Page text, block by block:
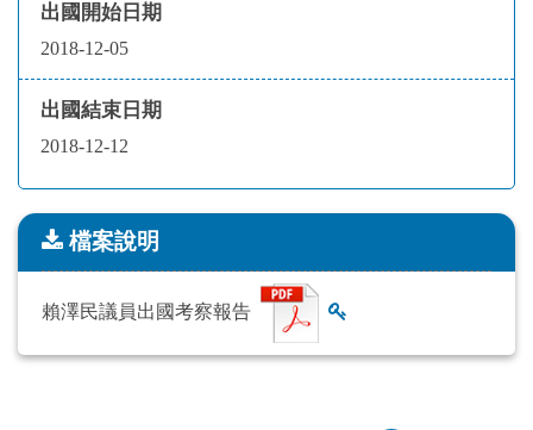
出國開始日期
2018-12-05
出國結束日期
2018-12-12
檔案說明
檔案說明
賴澤民議員出國考察報告